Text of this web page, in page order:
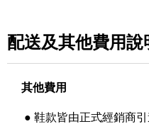
配送及其他費用說
其他費用
● 鞋款皆由正式經銷商引